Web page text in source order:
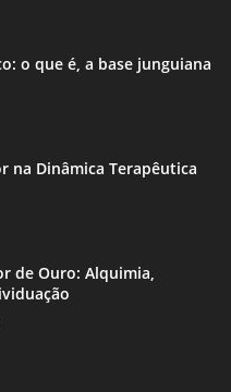
o que é, a base junguiana
na Dinâmica Terapêutica
de Ouro: Alquimia,